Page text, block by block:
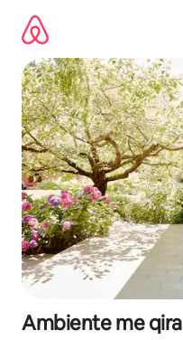
përmbajtja
Ambiente me